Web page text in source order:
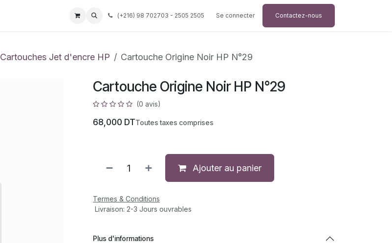
Société Aide
(+216) 98 702703 - 2505 2505 Se connecter Contactez-nous
Cartouches Jet d'encre HP Cartouche Origine Noir HP N°29
Cartouche Origine Noir HP N°29
(0 avis)
68,000 DTToutes taxes comprises
Ajouter au panier
Termes & Conditions
Livraison: 2-3 Jours ouvrables
Plus d'informations